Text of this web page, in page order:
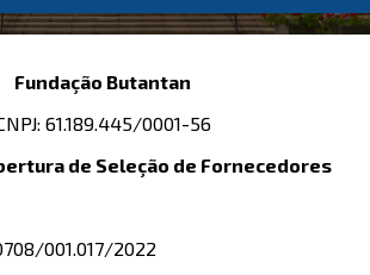
Fundação Butantan
61.189.445/0001-56
de Seleção de Fornecedores
001.017/2022